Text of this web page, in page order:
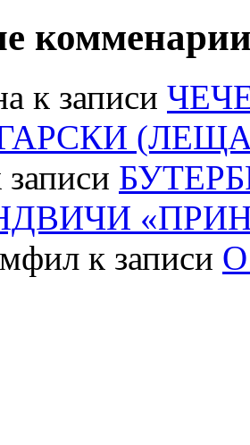
к записи
записи
к записи